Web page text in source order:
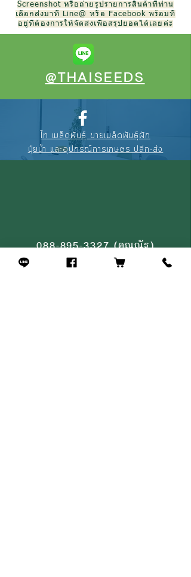
Screenshot หรือถ่ายรูปรายการสินค้าที่ท่าน
เลือกส่งมาที่ Line@ หรือ Facebook พร้อมที่
อยู่ที่ต้องการให้จัดส่งเพื่อสรุปยอดได้เลยค่ะ
@THAISEEDS
ไท เมล็ดพันธุ์ ขายเมล็ดพันธุ์ผัก
ปุ๋ยน้ำ และอุปกรณ์การเกษตร ปลีก-ส่ง
088-895-3327(คุณณัฐ)
094-256-2322
(คุณจุ้ย)